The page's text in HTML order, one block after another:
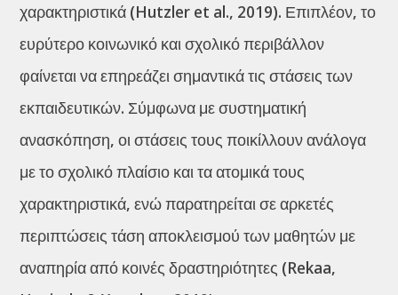
χαρακτηριστικά (Hutzler et al., 2019). Επιπλέον, το
ευρύτερο κοινωνικό και σχολικό περιβάλλον
φαίνεται να επηρεάζει σημαντικά τις στάσεις των
εκπαιδευτικών. Σύμφωνα με συστηματική
ανασκόπηση, οι στάσεις τους ποικίλλουν ανάλογα
με το σχολικό πλαίσιο και τα ατομικά τους
χαρακτηριστικά, ενώ παρατηρείται σε αρκετές
περιπτώσεις τάση αποκλεισμού των μαθητών με
αναπηρία από κοινές δραστηριότητες (Rekaa,